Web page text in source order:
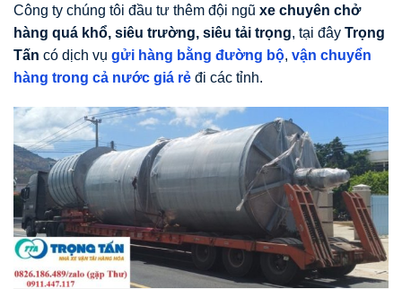
Công ty chúng tôi đầu tư thêm đội ngũ xe chuyên chở
hàng quá khổ, siêu trường, siêu tải trọng, tại đây Trọng
Tấn có dịch vụ gửi hàng bằng đường bộ, vận chuyển
hàng trong cả nước giá rẻ đi các tỉnh.